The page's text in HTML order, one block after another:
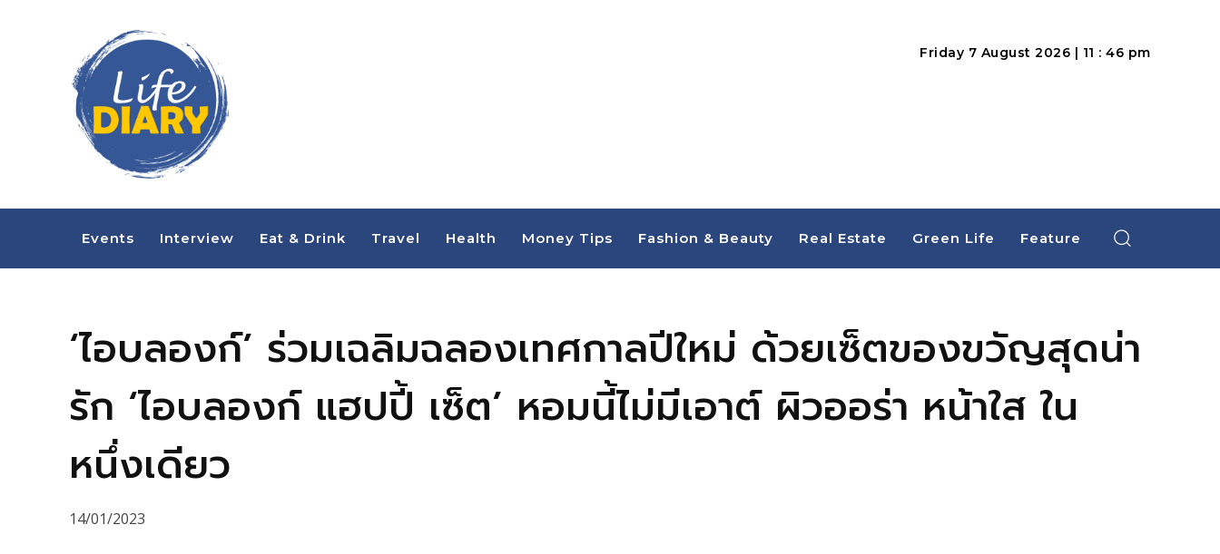
Friday 7 August 2026 | 11 : 46 pm
Events Interview Eat & Drink Travel Health Money Tips Fashion & Beauty Real Estate Green Life Feature
‘ไอบลองก์’ ร่วมเฉลิมฉลองเทศกาลปีใหม่ ด้วยเซ็ตของขวัญสุดน่า
รัก ‘ไอบลองก์ แฮปปี้ เซ็ต’ หอมนี้ไม่มีเอาต์ ผิวออร่า หน้าใส ใน
หนึ่งเดียว
14/01/2023